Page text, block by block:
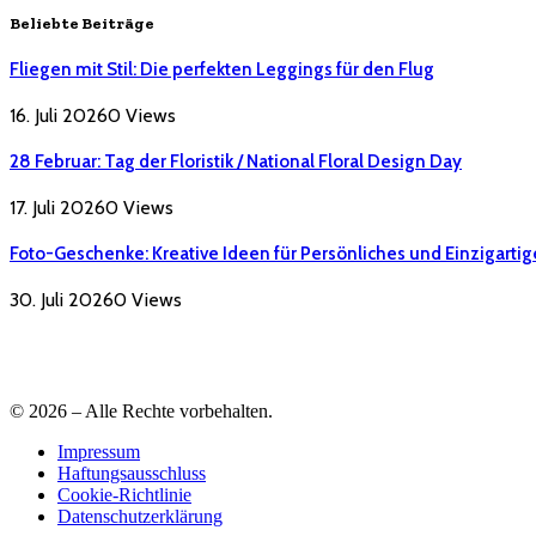
Beliebte Beiträge
Fliegen mit Stil: Die perfekten Leggings für den Flug
16. Juli 20260 Views
28 Februar: Tag der Floristik / National Floral Design Day
17. Juli 20260 Views
Foto-Geschenke: Kreative Ideen für Persönliches und
30. Juli 20260 Views
© 2026 – Alle Rechte vorbehalten.
Impressum
Haftungsausschluss
Cookie-Richtlinie
Datenschutzerklärung